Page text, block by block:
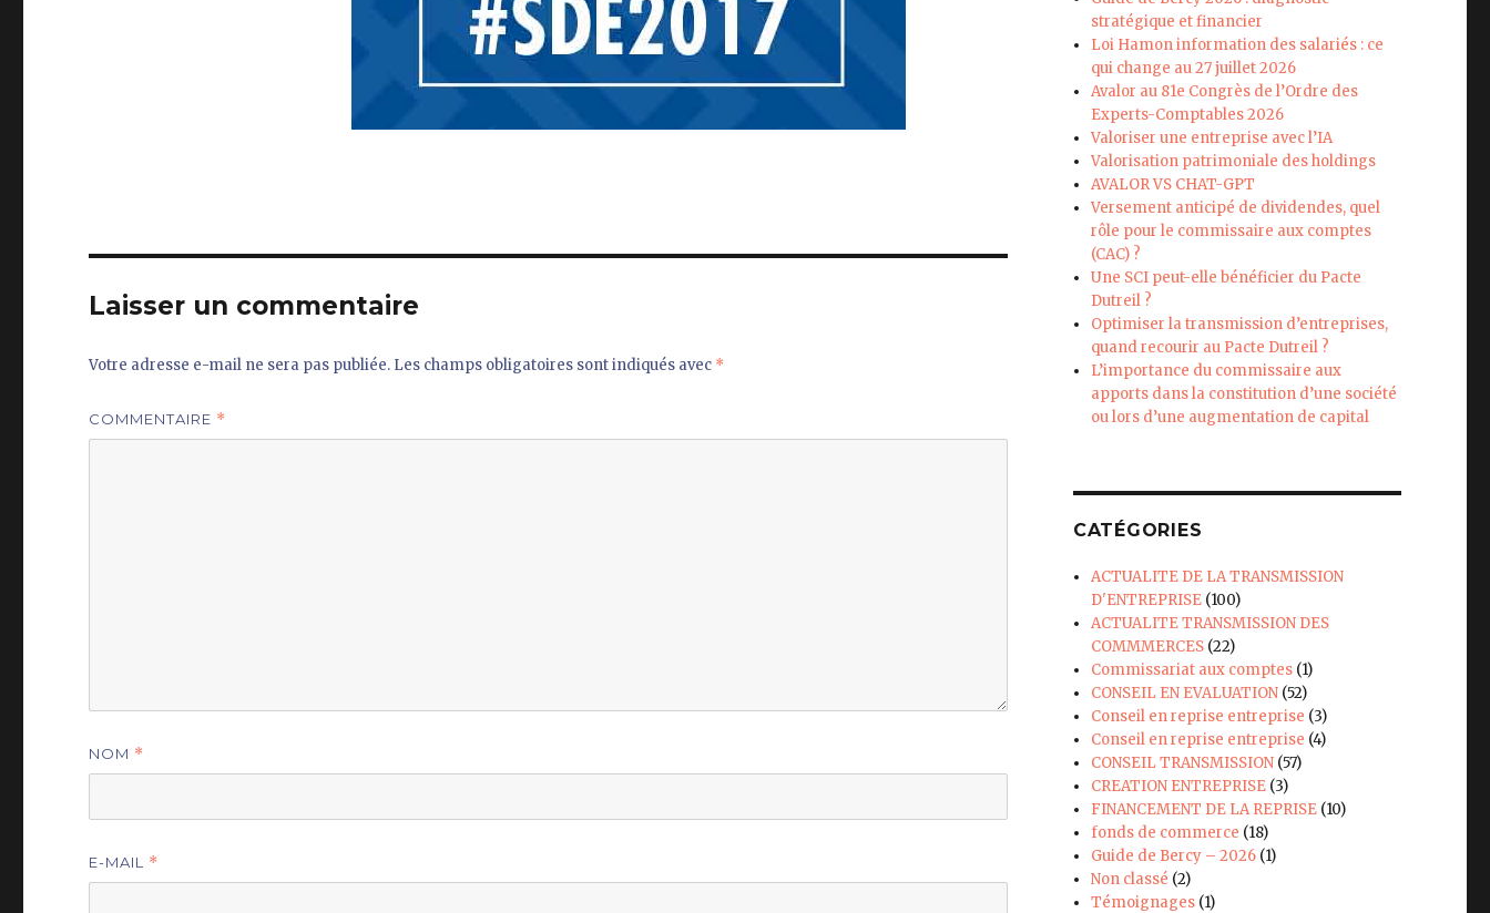
Laisser un commentaire
Votre adresse e-mail ne sera pas publiée. Les champs obligatoires sont indiqués avec *
COMMENTAIRE *
NOM *
E-MAIL *
stratégique et financier
Loi Hamon information des salariés : ce
qui change au 27 juillet 2026
Avalor au 81e Congrès de l’Ordre des
Experts-Comptables 2026
Valoriser une entreprise avec l’IA
Valorisation patrimoniale des holdings
AVALOR VS CHAT-GPT
Versement anticipé de dividendes, quel
rôle pour le commissaire aux comptes
(CAC) ?
Une SCI peut-elle bénéficier du Pacte
Dutreil ?
Optimiser la transmission d’entreprises,
quand recourir au Pacte Dutreil ?
L’importance du commissaire aux
apports dans la constitution d’une société
ou lors d’une augmentation de capital
CATÉGORIES
ACTUALITE DE LA TRANSMISSION
D'ENTREPRISE (100)
ACTUALITE TRANSMISSION DES
COMMMERCES (22)
Commissariat aux comptes (1)
CONSEIL EN EVALUATION (52)
Conseil en reprise entreprise (3)
Conseil en reprise entreprise (4)
CONSEIL TRANSMISSION (57)
CREATION ENTREPRISE (3)
FINANCEMENT DE LA REPRISE (10)
fonds de commerce (18)
Guide de Bercy – 2026 (1)
Non classé (2)
Témoignages (1)